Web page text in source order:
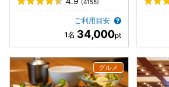
(4155)
ご利用目安
34,000